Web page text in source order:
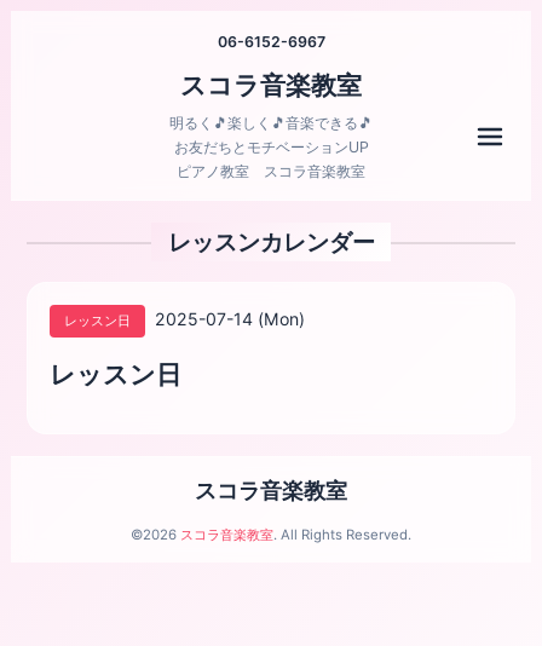
06-6152-6967
スコラ音楽教室
明るく🎵楽しく🎵音楽できる🎵
お友だちとモチベーションUP
ピアノ教室 スコラ音楽教室
レッスンカレンダー
レッスン日 2025-07-14 (Mon)
レッスン日
スコラ音楽教室
©2026 スコラ音楽教室. All Rights Reserved.